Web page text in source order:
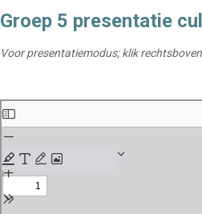
Groep 5 presentatie
Voor presentatiemodus; klik
Ga
naar
de
PDF
inhoud